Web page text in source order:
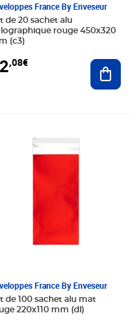
panier
France By Enveseur
de 20 sachet alu
rouge 450x320
(c3)
,08€
France By Enveseur
de 100 sachet alu mat
220x110 mm (dl)